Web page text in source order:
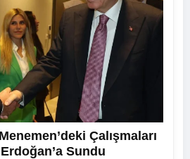
Çalışmaları
Sundu